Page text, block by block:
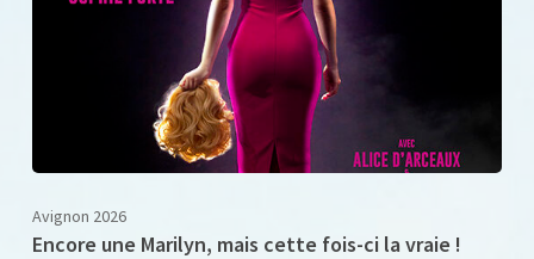
Avignon 2026
Encore une Marilyn, mais cette fois-ci la vraie !